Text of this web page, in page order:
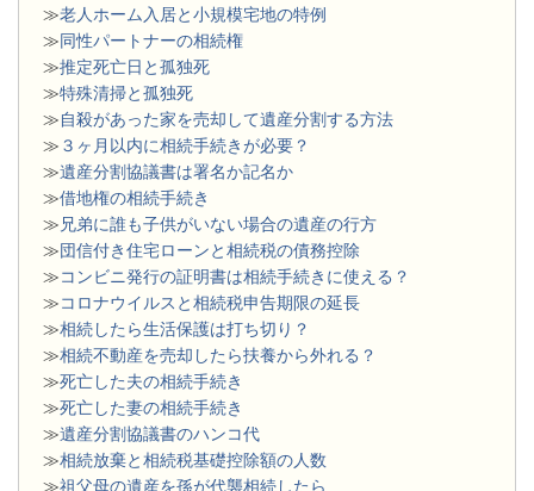
≫老人ホーム入居と小規模宅地の特例
≫同性パートナーの相続権
≫推定死亡日と孤独死
≫特殊清掃と孤独死
≫自殺があった家を売却して遺産分割する方法
≫ ３ヶ月以内に相続手続きが必要？
≫遺産分割協議書は署名か記名か
≫借地権の相続手続き
≫ 兄弟に誰も子供がいない場合の遺産の行方
≫団信付き住宅ローンと相続税の債務控除
≫コンビニ発行の証明書は相続手続きに使える？
≫コロナウイルスと相続税申告期限の延長
≫相続したら生活保護は打ち切り？
≫相続不動産を売却したら扶養から外れる？
≫死亡した夫の相続手続き
≫死亡した妻の相続手続き
≫遺産分割協議書のハンコ代
≫相続放棄と相続税基礎控除額の人数
≫祖父母の遺産を孫が代襲相続したら